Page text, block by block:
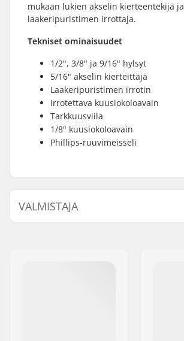
mukaan lukien akselin kierteentekijä ja
laakeripuristimen irrottaja.
Tekniset ominaisuudet
1/2", 3/8" ja 9/16" hylsyt
5/16" akselin kierteittäjä
Laakeripuristimen irrotin
Irrotettava kuusiokoloavain
Tarkkuusviila
1/8" kuusiokoloavain
Phillips-ruuvimeisseli
VALMISTAJA